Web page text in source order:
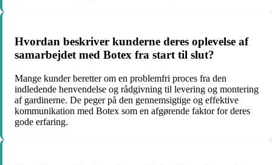
Hvordan beskriver kunderne deres oplevelse af
samarbejdet med Botex fra start til slut?
Mange kunder beretter om en problemfri proces fra den
indledende henvendelse og rådgivning til levering og montering
af gardinerne. De peger på den gennemsigtige og effektive
kommunikation med Botex som en afgørende faktor for deres
gode erfaring.